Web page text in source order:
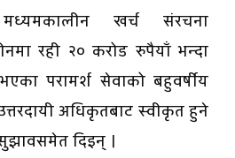
खर्च संरचना
रही २० करोड रुपैयाँ भन्दा
परामर्श सेवाको बहुवर्षीय
अधिकृतबाट स्वीकृत हुने
दिइन् ।